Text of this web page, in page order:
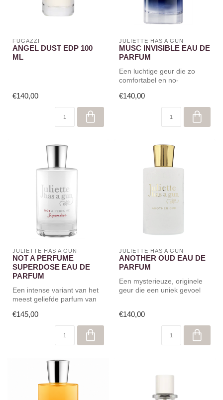
FUGAZZI
ANGEL DUST EDP 100
ML
€140,00
JULIETTE HAS A GUN
MUSC INVISIBLE EAU DE
PARFUM
Een luchtige geur die zo
comfortabel en no-
kledings...
€140,00
JULIETTE HAS A GUN
NOT A PERFUME
SUPERDOSE EAU DE
PARFUM
Een intense variant van het
meest geliefde parfum van
€145,00
JULIETTE HAS A GUN
ANOTHER OUD EAU DE
PARFUM
Een mysterieuze, originele
geur die een uniek gevoel
€140,00